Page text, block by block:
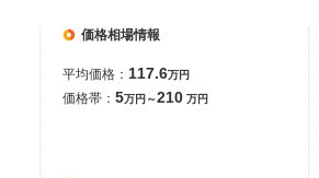
価格相場情報
平均価格： 117.6万円
価格帯： 5万円～210 万円